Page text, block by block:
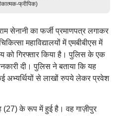
फ्रीपिक)
सेनानी का फर्जी प्रमाणपत्र लगाकर
महाविद्यालयों में एमबीबीएस में
को गिरफ्तार किया है। पुलिस के एक
दी। पुलिस ने बताया कि यह
अभ्यर्थियों से लाखों रुपये लेकर प्रवेश
(27) के रूप में हुई है। वह गाज़ीपुर